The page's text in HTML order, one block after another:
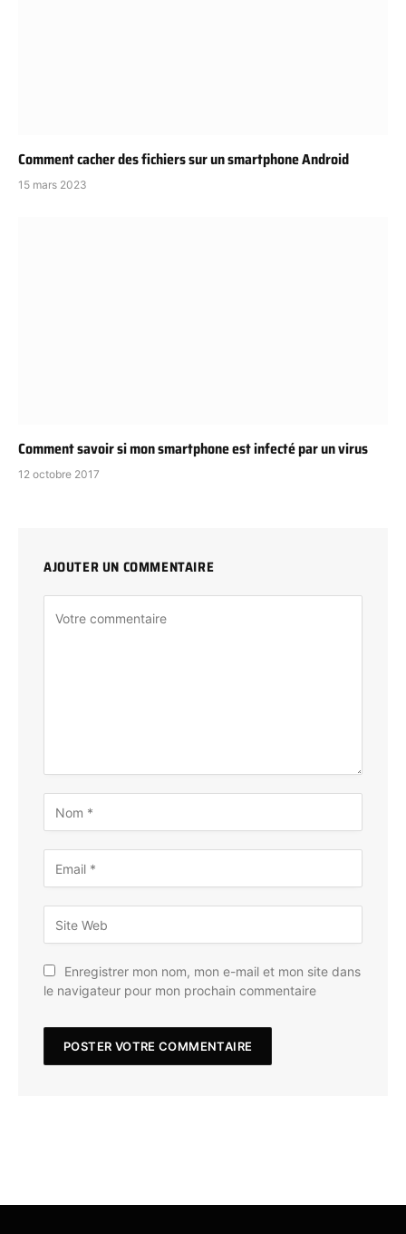
Comment cacher des fichiers sur un smartphone Android
15 mars 2023
Comment savoir si mon smartphone est infecté par un virus
12 octobre 2017
AJOUTER UN COMMENTAIRE
Enregistrer mon nom, mon e-mail et mon site dans
le navigateur pour mon prochain commentaire